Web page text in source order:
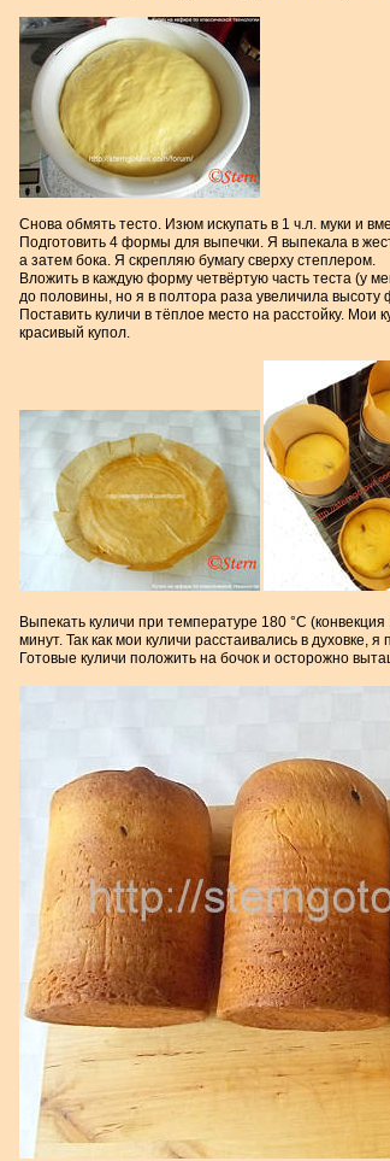
Снова обмять тесто. Изюм искупать в 1 ч.л. муки и
Подготовить 4 формы для выпечки. Я выпекала в
а затем бока. Я скрепляю бумагу сверху степлером.
Вложить в каждую форму четвёртую часть теста (у
до половины, но я в полтора раза увеличила высоту
Поставить куличи в тёплое место на расстойку. Мои
красивый купол.
Выпекать куличи при температуре 180 °С
минут. Так как мои куличи расстаивались в духовке,
Готовые куличи положить на бочок и осторожно